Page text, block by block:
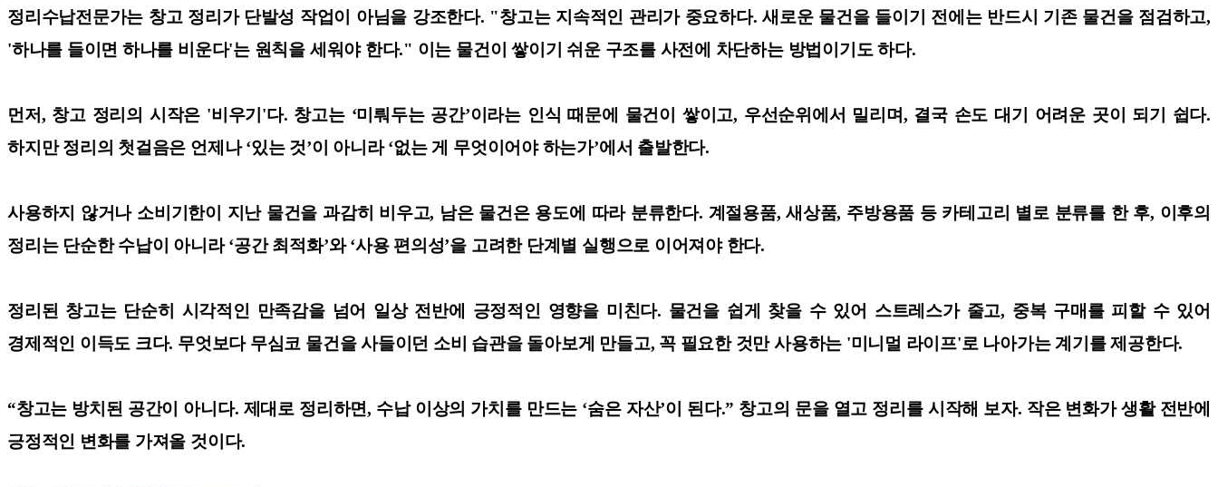
정리수납전문가는 창고 정리가 단발성 작업이 아님을 강조한다. "창고는 지속적인 관리가 중요하다. 새로운 물건을 들이기 전에는 반드시 기존 물건을 점검하고,
'하나를 들이면 하나를 비운다'는 원칙을 세워야 한다." 이는 물건이 쌓이기 쉬운 구조를 사전에 차단하는 방법이기도 하다.
먼저, 창고 정리의 시작은 '비우기'다. 창고는 ‘미뤄두는 공간’이라는 인식 때문에 물건이 쌓이고, 우선순위에서 밀리며, 결국 손도 대기 어려운 곳이 되기 쉽다.
하지만 정리의 첫걸음은 언제나 ‘있는 것’이 아니라 ‘없는 게 무엇이어야 하는가’에서 출발한다.
사용하지 않거나 소비기한이 지난 물건을 과감히 비우고, 남은 물건은 용도에 따라 분류한다. 계절용품, 새상품, 주방용품 등 카테고리 별로 분류를 한 후, 이후의
정리는 단순한 수납이 아니라 ‘공간 최적화’와 ‘사용 편의성’을 고려한 단계별 실행으로 이어져야 한다.
정리된 창고는 단순히 시각적인 만족감을 넘어 일상 전반에 긍정적인 영향을 미친다. 물건을 쉽게 찾을 수 있어 스트레스가 줄고, 중복 구매를 피할 수 있어
경제적인 이득도 크다. 무엇보다 무심코 물건을 사들이던 소비 습관을 돌아보게 만들고, 꼭 필요한 것만 사용하는 '미니멀 라이프'로 나아가는 계기를 제공한다.
“창고는 방치된 공간이 아니다. 제대로 정리하면, 수납 이상의 가치를 만드는 ‘숨은 자산’이 된다.” 창고의 문을 열고 정리를 시작해 보자. 작은 변화가 생활 전반에
긍정적인 변화를 가져올 것이다.